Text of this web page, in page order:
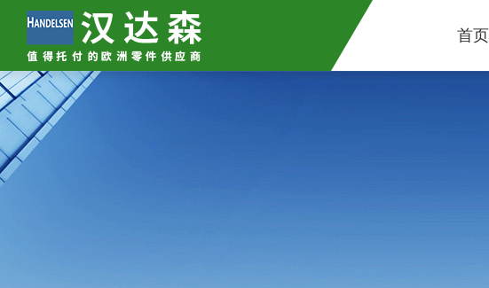
首页